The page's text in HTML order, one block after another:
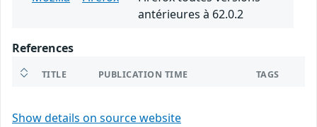
antérieures à 62.0.2
References
TITLE PUBLICATION TIME TAGS
Show details on source website